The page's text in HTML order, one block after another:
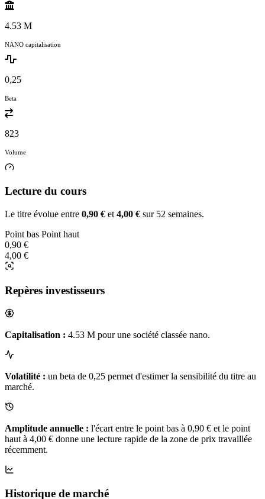
4.53 M
NANO capitalisation
0,25
Beta
823
Volume
Lecture du cours
Le titre évolue entre 0,90 € et 4,00 € sur 52 semaines.
Point bas Point haut
0,90 €
4,00 €
Repères investisseurs
Capitalisation : 4.53 M pour une société classée nano.
Volatilité : un beta de 0,25 permet d'estimer la sensibilité du titre au
marché.
Amplitude annuelle : l'écart entre le point bas à 0,90 € et le point
haut à 4,00 € donne une lecture rapide de la zone de prix travaillée
récemment.
Historique de marché